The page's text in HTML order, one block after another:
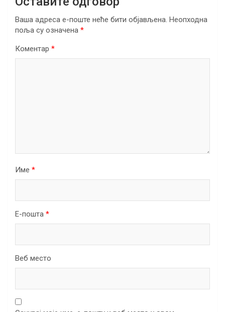
Ваша адреса е-поште неће бити објављена. Неопходна
поља су означена *
Коментар *
Име *
Е-пошта *
Веб место